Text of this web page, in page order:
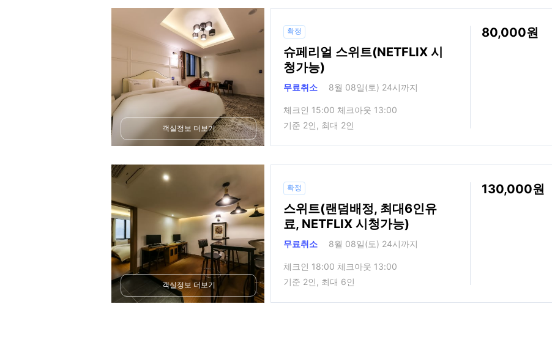
객실정보 더보기
확정
슈페리얼 스위트(NETFLIX 시
청가능)
무료취소 8월 08일(토) 24시까지
체크인 15:00 체크아웃 13:00
기준 2인, 최대 2인
80,000
객실정보 더보기
확정
스위트(랜덤배정, 최대6인유
료, NETFLIX 시청가능)
무료취소 8월 08일(토) 24시까지
체크인 18:00 체크아웃 13:00
기준 2인, 최대 6인
130,000